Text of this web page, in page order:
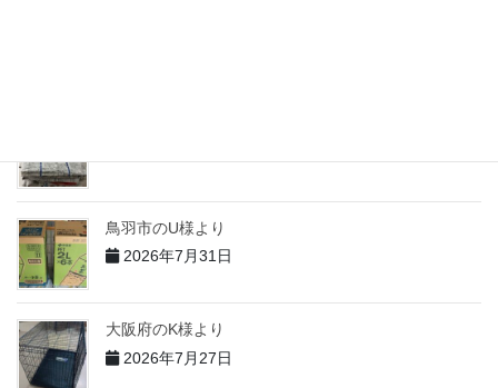
鳥羽市のU様より
2026年7月31日
大阪府のK様より
2026年7月27日